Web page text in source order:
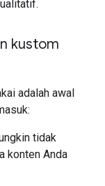
kustom
adalah awal
tidak
konten Anda